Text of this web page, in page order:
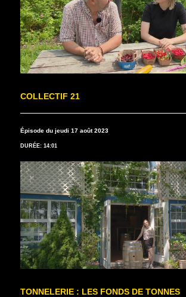
COLLECTIF 21
Épisode du jeudi 17 août 2023
DURÉE: 14:01
TONNELERIE : LES FONDS DE TONNES